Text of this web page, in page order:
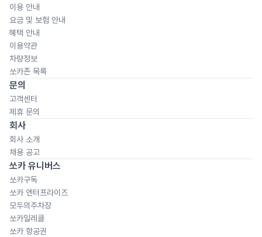
이용 안내
요금 및 보험 안내
혜택 안내
이용약관
차량정보
쏘카존 목록
문의
고객센터
제휴 문의
회사
회사 소개
채용 공고
쏘카 유니버스
쏘카구독
쏘카 엔터프라이즈
모두의주차장
쏘카일레클
쏘카 항공권